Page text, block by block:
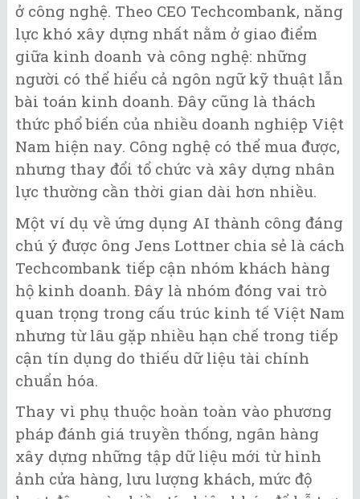
ở công nghệ. Theo CEO Techcombank, năng
lực khó xây dựng nhất nằm ở giao điểm
giữa kinh doanh và công nghệ: những
người có thể hiểu cả ngôn ngữ kỹ thuật lẫn
bài toán kinh doanh. Đây cũng là thách
thức phổ biến của nhiều doanh nghiệp Việt
Nam hiện nay. Công nghệ có thể mua được,
nhưng thay đổi tổ chức và xây dựng nhân
lực thường cần thời gian dài hơn nhiều.
Một ví dụ về ứng dụng AI thành công đáng
chú ý được ông Jens Lottner chia sẻ là cách
Techcombank tiếp cận nhóm khách hàng
hộ kinh doanh. Đây là nhóm đóng vai trò
quan trọng trong cấu trúc kinh tế Việt Nam
nhưng từ lâu gặp nhiều hạn chế trong tiếp
cận tín dụng do thiếu dữ liệu tài chính
chuẩn hóa.
Thay vì phụ thuộc hoàn toàn vào phương
pháp đánh giá truyền thống, ngân hàng
xây dựng những tập dữ liệu mới từ hình
ảnh cửa hàng, lưu lượng khách, mức độ